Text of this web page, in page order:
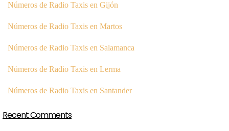
Números de Radio Taxis en Gijón
Números de Radio Taxis en Martos
Números de Radio Taxis en Salamanca
Números de Radio Taxis en Lerma
Números de Radio Taxis en Santander
Recent Comments